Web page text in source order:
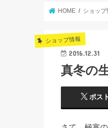
HOME ショップ
ショップ情報
2016.12.31
真冬の
ポス